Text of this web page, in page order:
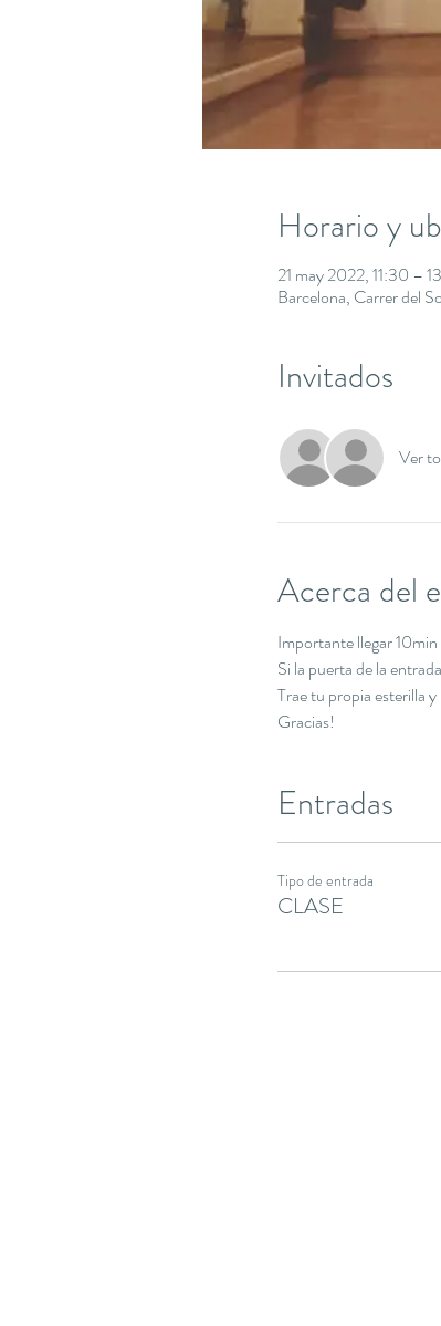
Horario y
21 may 2022, 11:30 –
Barcelona, Carrer del
Invitados
Ver
Acerca del
Importante llegar 10min
Si la puerta de la
Trae tu propia esterilla
Gracias!
Entradas
Tipo de entrada
CLASE